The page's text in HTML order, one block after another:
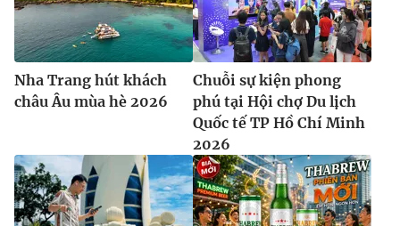
Nha Trang hút khách
châu Âu mùa hè 2026
Chuỗi sự kiện phong
phú tại Hội chợ Du lịch
Quốc tế TP Hồ Chí Minh
2026